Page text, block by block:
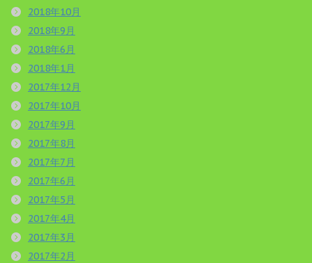
2018年10月
2018年9月
2018年6月
2018年1月
2017年12月
2017年10月
2017年9月
2017年8月
2017年7月
2017年6月
2017年5月
2017年4月
2017年3月
2017年2月